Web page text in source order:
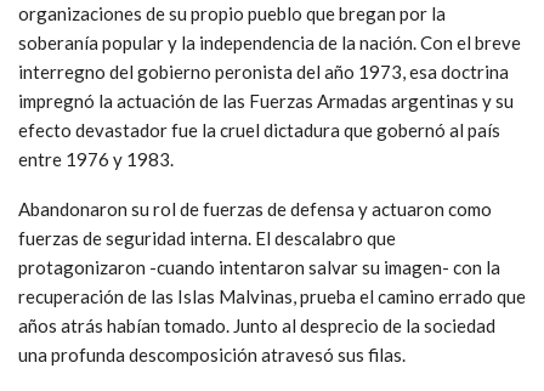
organizaciones de su propio pueblo que bregan por la
soberanía popular y la independencia de la nación. Con el breve
interregno del gobierno peronista del año 1973, esa doctrina
impregnó la actuación de las Fuerzas Armadas argentinas y su
efecto devastador fue la cruel dictadura que gobernó al país
entre 1976 y 1983.
Abandonaron su rol de fuerzas de defensa y actuaron como
fuerzas de seguridad interna. El descalabro que
protagonizaron -cuando intentaron salvar su imagen- con la
recuperación de las Islas Malvinas, prueba el camino errado que
años atrás habían tomado. Junto al desprecio de la sociedad
una profunda descomposición atravesó sus filas.